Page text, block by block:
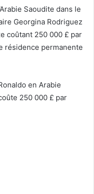
Saoudite dans le
Georgina Rodriguez
coûtant 250 000 £ par
résidence permanente
en Arabie
250 000 £ par